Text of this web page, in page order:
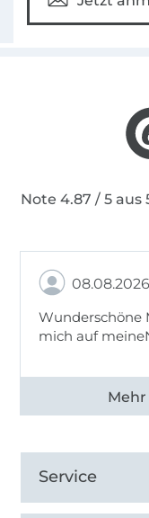
Note 4.87 / 5 aus
08.08.2026
Wunderschöne
mich auf
Alle 82990
Service